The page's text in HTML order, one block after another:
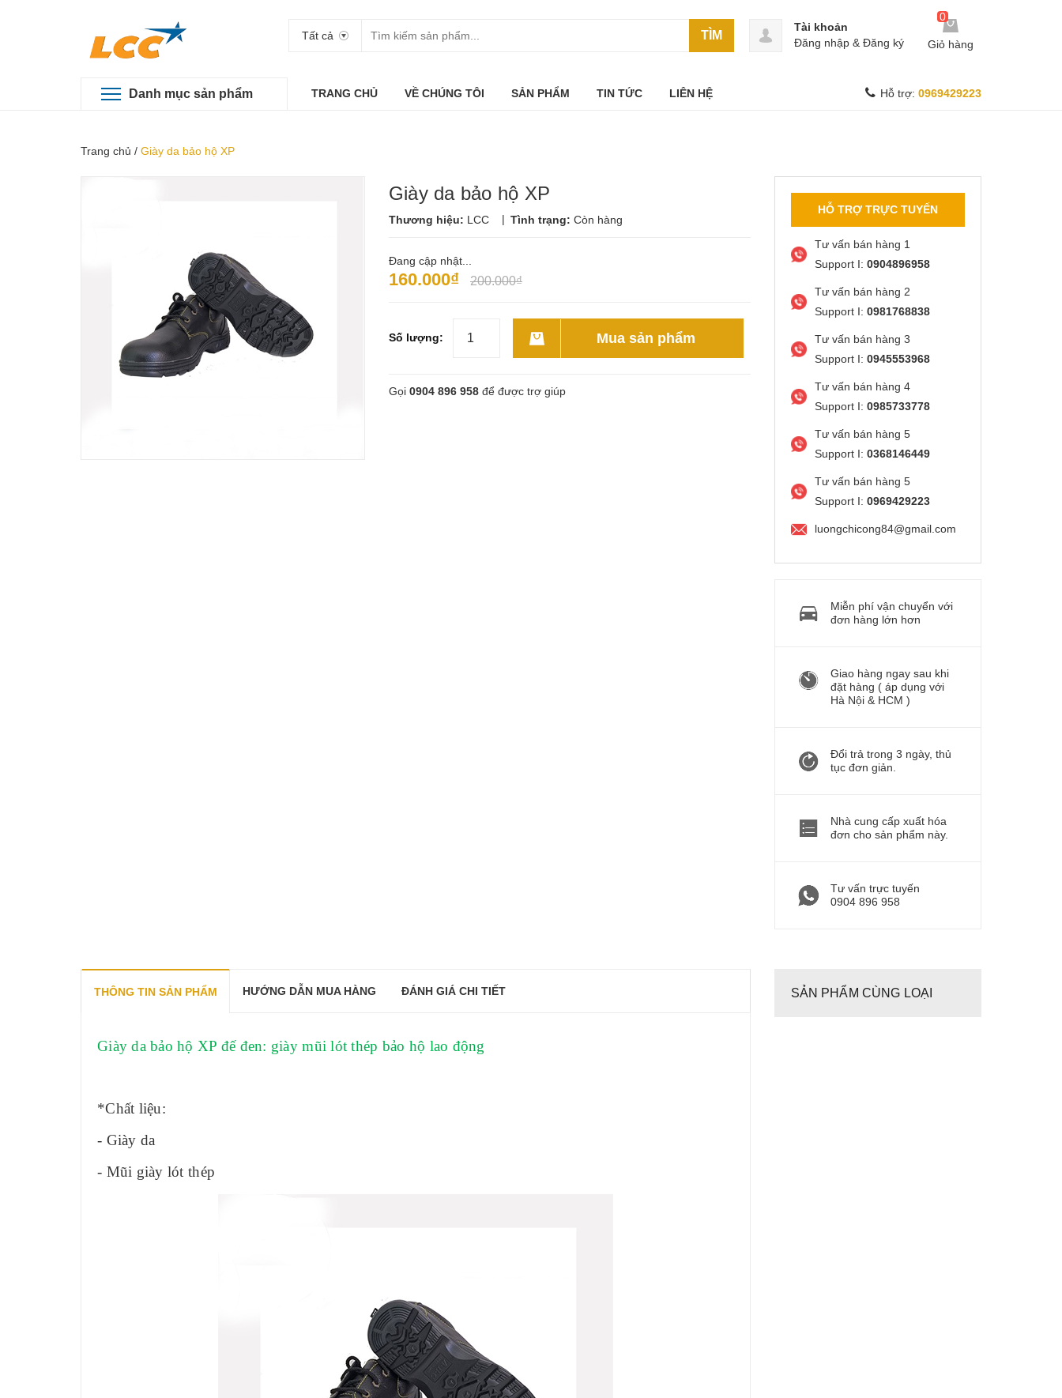
Tất cả TÌM
0
Giỏ hàng
Tài khoản
Đăng nhập & Đăng ký
Danh mục sản phẩm TRANG CHỦ VỀ CHÚNG TÔI SẢN PHẨM TIN TỨC LIÊN HỆ Hỗ trợ: 0969429223
Trang chủ / Giày da bảo hộ XP
Giày da bảo hộ XP
Thương hiệu: LCC | Tình trạng: Còn hàng
Đang cập nhật...
160.000₫ 200.000₫
Số lượng: Mua sản phẩm
Gọi 0904 896 958 để được trợ giúp
HỖ TRỢ TRỰC TUYẾN
Tư vấn bán hàng 1
Support I: 0904896958
Tư vấn bán hàng 2
Support I: 0981768838
Tư vấn bán hàng 3
Support I: 0945553968
Tư vấn bán hàng 4
Support I: 0985733778
Tư vấn bán hàng 5
Support I: 0368146449
Tư vấn bán hàng 5
Support I: 0969429223
luongchicong84@gmail.com
Miễn phí vận chuyển với
đơn hàng lớn hơn
Giao hàng ngay sau khi
đặt hàng ( áp dụng với
Hà Nội & HCM )
Đổi trả trong 3 ngày, thủ
tục đơn giản.
Nhà cung cấp xuất hóa
đơn cho sản phẩm này.
Tư vấn trực tuyến
0904 896 958
THÔNG TIN SẢN PHẨM HƯỚNG DẪN MUA HÀNG ĐÁNH GIÁ CHI TIẾT
Giày da bảo hộ XP đế đen: giày mũi lót thép bảo hộ lao động
*Chất liệu:
- Giày da
- Mũi giày lót thép
SẢN PHẨM CÙNG LOẠI